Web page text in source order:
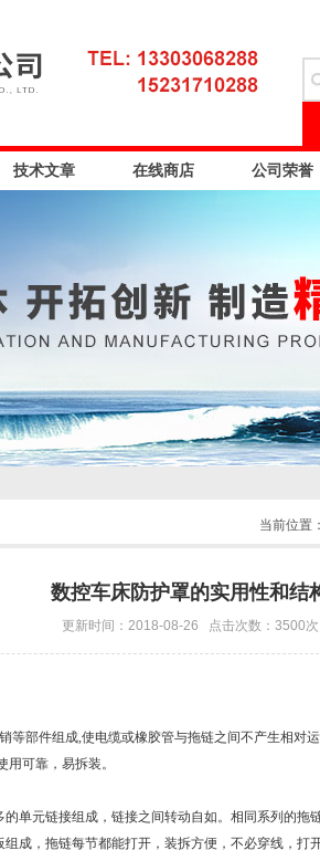
技术文章 在线商店 公司荣誉
当前位置：
数控车床防护罩的实用性和结
更新时间：2018-08-26 点击次数：3500次
部件组成,使电缆或橡胶管与拖链之间不产生相对
可靠，易拆装。
单元链接组成，链接之间转动自如。相同系列的拖
成，拖链每节都能打开，装拆方便，不必穿线，打